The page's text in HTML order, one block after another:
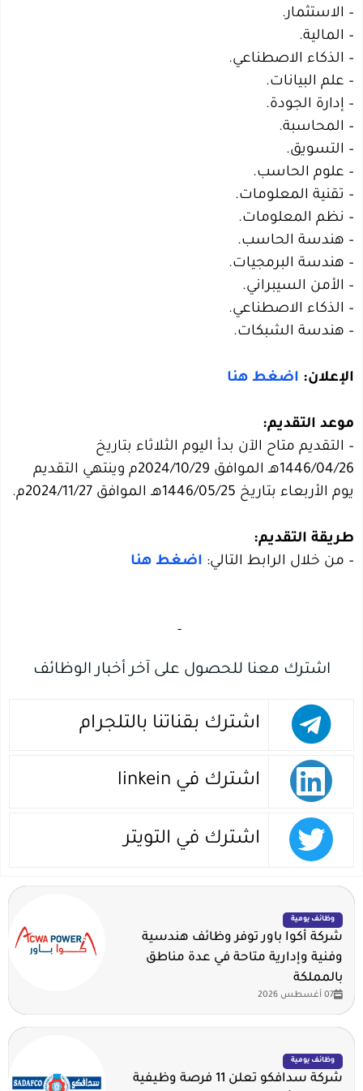
– الاستثمار.
– المالية.
– الذكاء الاصطناعي.
– علم البيانات.
– إدارة الجودة.
– المحاسبة.
– التسويق.
– علوم الحاسب.
– تقنية المعلومات.
– نظم المعلومات.
– هندسة الحاسب.
– هندسة البرمجيات.
– الأمن السيبراني.
– الذكاء الاصطناعي.
– هندسة الشبكات.
الإعلان: اضغط هنا
موعد التقديم:
– التقديم متاح الآن بدأ اليوم الثلاثاء بتاريخ
1446/04/26هـ الموافق 2024/10/29م وينتهي التقديم
يوم الأربعاء بتاريخ 1446/05/25هـ الموافق 2024/11/27م.
طريقة التقديم:
– من خلال الرابط التالي: اضغط هنا
-‏
اشترك معنا للحصول على آخر أخبار الوظائف
اشترك بقناتنا بالتلجرام
اشترك في linkein
اشترك في التويتر
وظائف يومية
شركة أكوا باور توفر وظائف هندسية
وفنية وإدارية متاحة في عدة مناطق
بالمملكة
07 أغسطس 2026
وظائف يومية
شركة سدافكو تعلن 11 فرصة وظيفية